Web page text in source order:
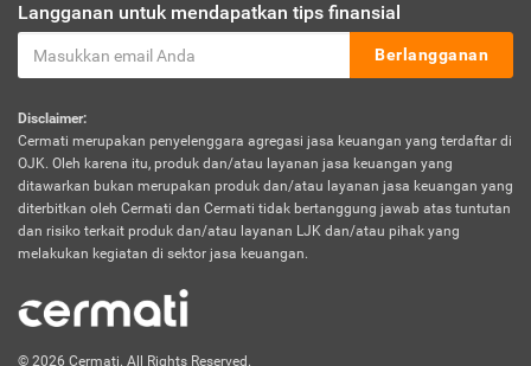
Langganan untuk mendapatkan tips finansial
Berlangganan
Disclaimer:
Cermati merupakan penyelenggara agregasi jasa keuangan yang terdaftar di
OJK. Oleh karena itu, produk dan/atau layanan jasa keuangan yang
ditawarkan bukan merupakan produk dan/atau layanan jasa keuangan yang
diterbitkan oleh Cermati dan Cermati tidak bertanggung jawab atas tuntutan
dan risiko terkait produk dan/atau layanan LJK dan/atau pihak yang
melakukan kegiatan di sektor jasa keuangan.
© 2026 Cermati. All Rights Reserved.